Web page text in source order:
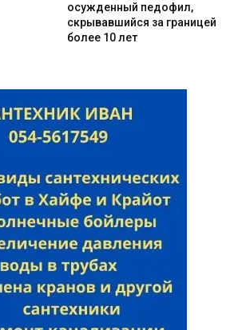
осужденный педофил,
скрывавшийся за границей
более 10 лет